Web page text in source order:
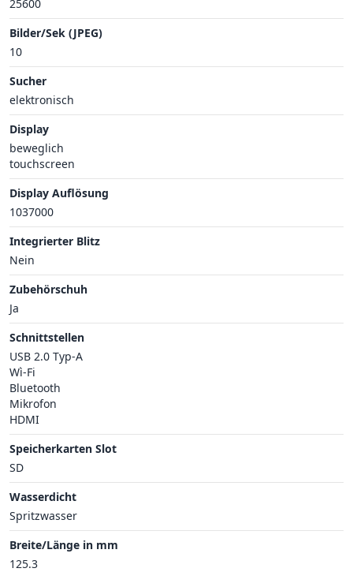
25600
Bilder/Sek (JPEG)
10
Sucher
elektronisch
Display
beweglich
touchscreen
Display Auflösung
1037000
Integrierter Blitz
Nein
Zubehörschuh
Ja
Schnittstellen
USB 2.0 Typ-A
Wì-Fi
Bluetooth
Mikrofon
HDMI
Speicherkarten Slot
SD
Wasserdicht
Spritzwasser
Breite/Länge in mm
125.3